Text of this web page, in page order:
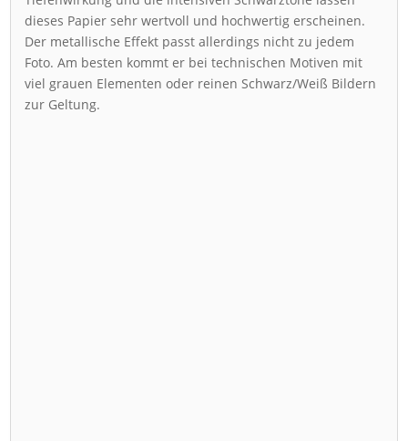
dieses Papier sehr wertvoll und hochwertig erscheinen.
Der metallische Effekt passt allerdings nicht zu jedem
Foto. Am besten kommt er bei technischen Motiven mit
viel grauen Elementen oder reinen Schwarz/Weiß Bildern
zur Geltung.